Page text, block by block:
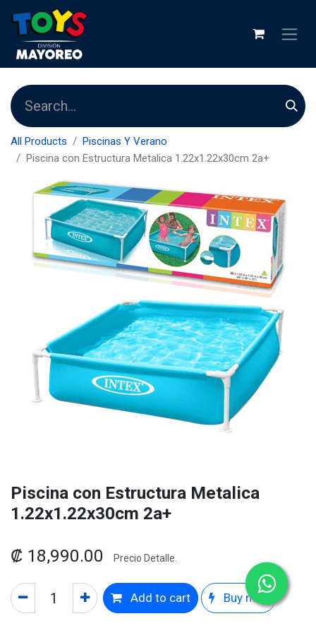
All Products
Piscinas Y Verano
Piscina con Estructura Metalica 1.22x1.22x30cm 2a+
Piscina con Estructura Metalica
1.22x1.22x30cm 2a+
₡ 18,990.00 Precio Detalle.
Add to cart Buy now